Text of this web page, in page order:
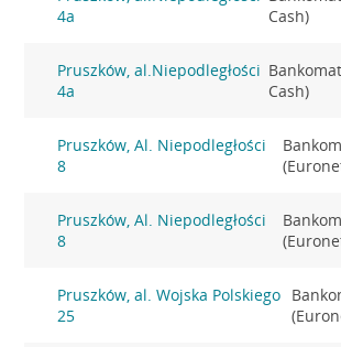
4a
Cash)
Pruszków, al.Niepodległości
4a
Cash)
Pruszków, Al. Niepodległości
8
Pruszków, Al. Niepodległości
8
Pruszków, al. Wojska Polskiego
25